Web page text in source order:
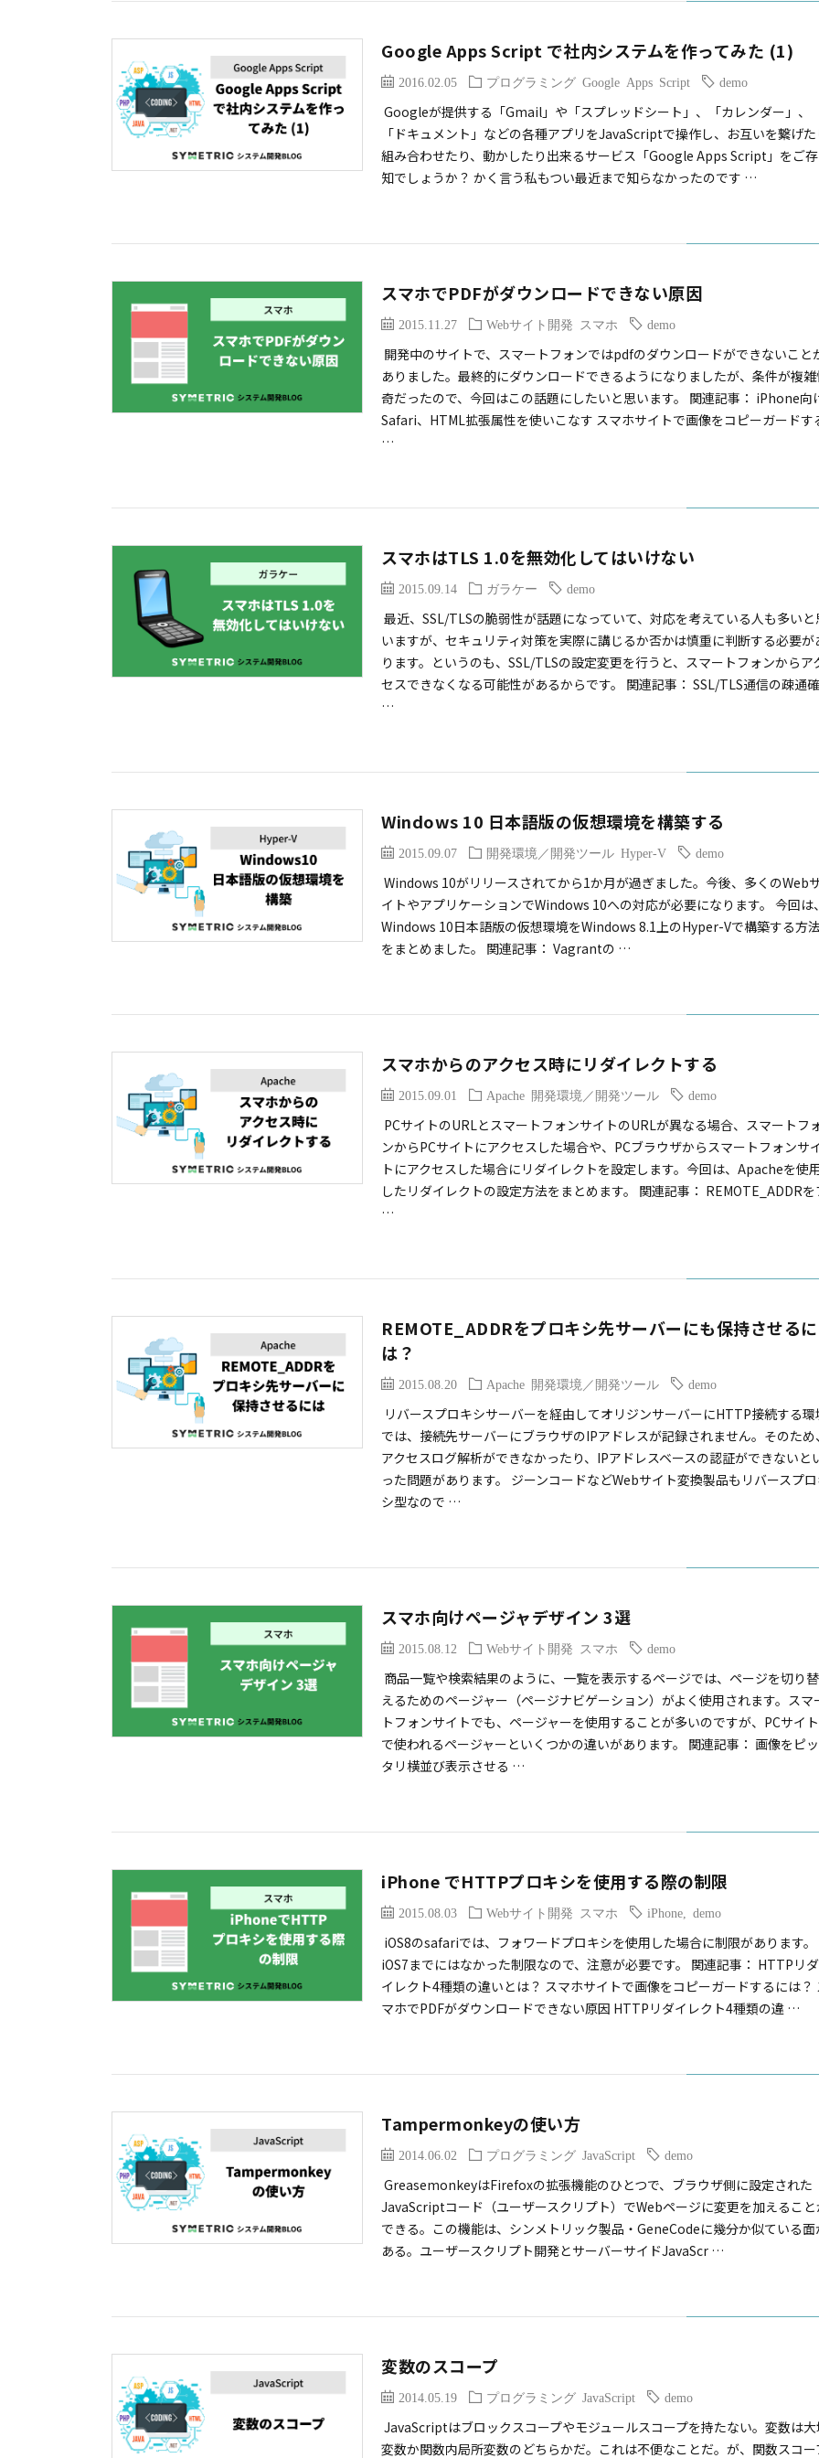
Google Apps Script で社内システムを作ってみた (1)
2016.02.05 プログラミング Google Apps Script demo
Googleが提供する「Gmail」や「スプレッドシート」、「カレンダー」、
「ドキュメント」などの各種アプリをJavaScriptで操作し、お互いを繋げた
組み合わせたり、動かしたり出来るサービス「Google Apps Script」をご存
知でしょうか？ かく言う私もつい最近まで知らなかったのです …
スマホでPDFがダウンロードできない原因
2015.11.27 Webサイト開発 スマホ demo
開発中のサイトで、スマートフォンではpdfのダウンロードができないこと
ありました。最終的にダウンロードできるようになりましたが、条件が複
奇だったので、今回はこの話題にしたいと思います。 関連記事： iPhone向
Safari、HTML拡張属性を使いこなす スマホサイトで画像をコピーガードす
…
スマホはTLS 1.0を無効化してはいけない
2015.09.14 ガラケー demo
最近、SSL/TLSの脆弱性が話題になっていて、対応を考えている人も多いと
いますが、セキュリティ対策を実際に講じるか否かは慎重に判断する必要が
ります。というのも、SSL/TLSの設定変更を行うと、スマートフォンからア
セスできなくなる可能性があるからです。 関連記事： SSL/TLS通信の疎通確
…
Windows 10 日本語版の仮想環境を構築する
2015.09.07 開発環境／開発ツール Hyper-V demo
Windows 10がリリースされてから1か月が過ぎました。今後、多くのWeb
イトやアプリケーションでWindows 10への対応が必要になります。 今回は、
Windows 10日本語版の仮想環境をWindows 8.1上のHyper-Vで構築する方法
をまとめました。 関連記事： Vagrantの …
スマホからのアクセス時にリダイレクトする
2015.09.01 Apache 開発環境／開発ツール demo
PCサイトのURLとスマートフォンサイトのURLが異なる場合、スマートフ
ンからPCサイトにアクセスした場合や、PCブラウザからスマートフォンサ
トにアクセスした場合にリダイレクトを設定します。今回は、Apacheを使
したリダイレクトの設定方法をまとめます。 関連記事： REMOTE_ADDRを
…
REMOTE_ADDRをプロキシ先サーバーにも保持させるに
は？
2015.08.20 Apache 開発環境／開発ツール demo
リバースプロキシサーバーを経由してオリジンサーバーにHTTP接続する環
では、接続先サーバーにブラウザのIPアドレスが記録されません。そのため、
アクセスログ解析ができなかったり、IPアドレスベースの認証ができないと
った問題があります。 ジーンコードなどWebサイト変換製品もリバースプ
シ型なので …
スマホ向けページャデザイン 3選
2015.08.12 Webサイト開発 スマホ demo
商品一覧や検索結果のように、一覧を表示するページでは、ページを切り替
えるためのページャー（ページナビゲーション）がよく使用されます。スマ
トフォンサイトでも、ページャーを使用することが多いのですが、PCサイト
で使われるページャーといくつかの違いがあります。 関連記事： 画像をピッ
タリ横並び表示させる …
iPhone でHTTPプロキシを使用する際の制限
2015.08.03 Webサイト開発 スマホ iPhone ,demo
iOS8のsafariでは、フォワードプロキシを使用した場合に制限があります。
iOS7までにはなかった制限なので、注意が必要です。 関連記事： HTTPリダ
イレクト4種類の違いとは？ スマホサイトで画像をコピーガードするには？
マホでPDFがダウンロードできない原因 HTTPリダイレクト4種類の違 …
Tampermonkeyの使い方
2014.06.02 プログラミング JavaScript demo
GreasemonkeyはFirefoxの拡張機能のひとつで、ブラウザ側に設定された
JavaScriptコード（ユーザースクリプト）でWebページに変更を加えるこ
できる。この機能は、シンメトリック製品・GeneCodeに幾分か似ている面
ある。ユーザースクリプト開発とサーバーサイドJavaScr …
変数のスコープ
2014.05.19 プログラミング JavaScript demo
JavaScriptはブロックスコープやモジュールスコープを持たない。変数は
変数か関数内局所変数のどちらかだ。これは不便なことだ。が、関数スコー